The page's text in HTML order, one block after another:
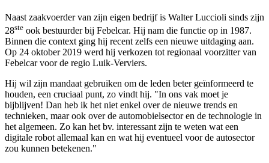
Naast zaakvoerder van zijn eigen bedrijf is Walter Luccioli sinds zijn
28ste ook bestuurder bij Febelcar. Hij nam die functie op in 1987.
Binnen die context ging hij recent zelfs een nieuwe uitdaging aan.
Op 24 oktober 2019 werd hij verkozen tot regionaal voorzitter van
Febelcar voor de regio Luik-Verviers.
Hij wil zijn mandaat gebruiken om de leden beter geïnformeerd te
houden, een cruciaal punt, zo vindt hij. "In ons vak moet je
bijblijven! Dan heb ik het niet enkel over de nieuwe trends en
technieken, maar ook over de automobielsector en de technologie in
het algemeen. Zo kan het bv. interessant zijn te weten wat een
digitale robot allemaal kan en wat hij eventueel voor de autosector
zou kunnen betekenen."